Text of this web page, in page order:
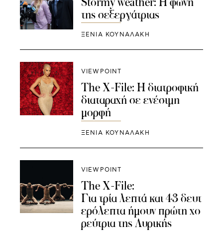
της σεξεργάτριας
ΞΕΝΙΑ ΚΟΥΝΑΛΑΚΗ
VIEWPOINT
The X-File: Η διατροφική
διαταραχή σε ενέσιμη
μορφή
ΞΕΝΙΑ ΚΟΥΝΑΛΑΚΗ
VIEWPOINT
The X-File:
Για τρία λεπτά και 43 δευτ
ερόλεπτα ήμουν πρώτη χο
ρεύτρια της Λυρικής